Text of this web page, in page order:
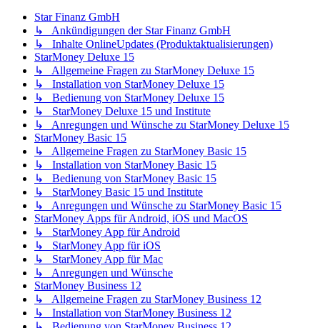
Star Finanz GmbH
↳ Ankündigungen der Star Finanz GmbH
↳ Inhalte OnlineUpdates (Produktaktualisierungen)
StarMoney Deluxe 15
↳ Allgemeine Fragen zu StarMoney Deluxe 15
↳ Installation von StarMoney Deluxe 15
↳ Bedienung von StarMoney Deluxe 15
↳ StarMoney Deluxe 15 und Institute
↳ Anregungen und Wünsche zu StarMoney Deluxe 15
StarMoney Basic 15
↳ Allgemeine Fragen zu StarMoney Basic 15
↳ Installation von StarMoney Basic 15
↳ Bedienung von StarMoney Basic 15
↳ StarMoney Basic 15 und Institute
↳ Anregungen und Wünsche zu StarMoney Basic 15
StarMoney Apps für Android, iOS und MacOS
↳ StarMoney App für Android
↳ StarMoney App für iOS
↳ StarMoney App für Mac
↳ Anregungen und Wünsche
StarMoney Business 12
↳ Allgemeine Fragen zu StarMoney Business 12
↳ Installation von StarMoney Business 12